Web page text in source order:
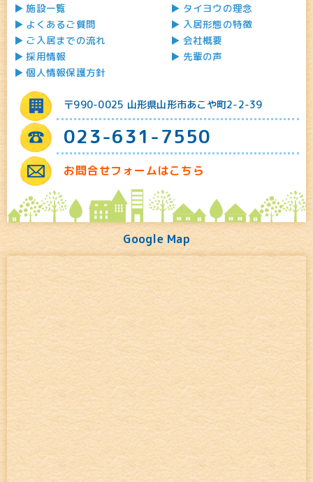
施設一覧
タイヨウの理念
よくあるご質問
入居形態の特徴
ご入居までの流れ
会社概要
採用情報
先輩の声
個人情報保護方針
〒990-0025 山形県山形市あこや町2-2-39
023-631-7550
お問合せフォームはこちら
Google Map